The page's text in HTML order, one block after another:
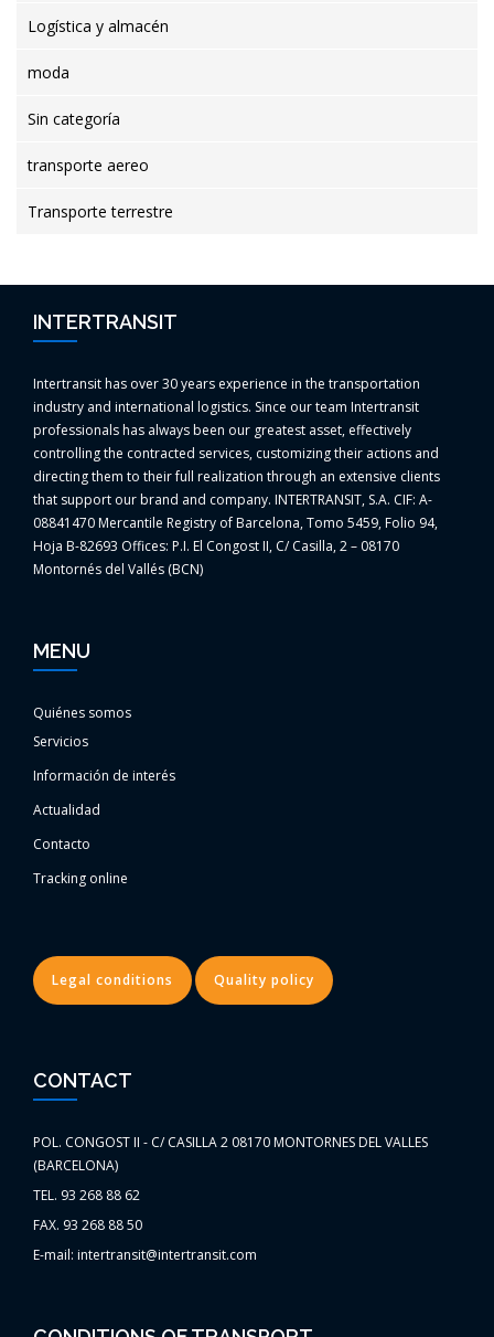
Logística y almacén
moda
Sin categoría
transporte aereo
Transporte terrestre
INTERTRANSIT
Intertransit has over 30 years experience in the transportation
industry and international logistics. Since our team Intertransit
professionals has always been our greatest asset, effectively
controlling the contracted services, customizing their actions and
directing them to their full realization through an extensive clients
that support our brand and company. INTERTRANSIT, S.A. CIF: A-
08841470 Mercantile Registry of Barcelona, Tomo 5459, Folio 94,
Hoja B-82693 Offices: P.I. El Congost II, C/ Casilla, 2 – 08170
Montornés del Vallés (BCN)
MENU
Quiénes somos
Servicios
Información de interés
Actualidad
Contacto
Tracking online
Legal conditions Quality policy
CONTACT
POL. CONGOST II - C/ CASILLA 2 08170 MONTORNES DEL VALLES
(BARCELONA)
TEL. 93 268 88 62
FAX. 93 268 88 50
E-mail: intertransit@intertransit.com